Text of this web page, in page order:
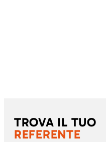
TROVA IL TUO
REFERENTE